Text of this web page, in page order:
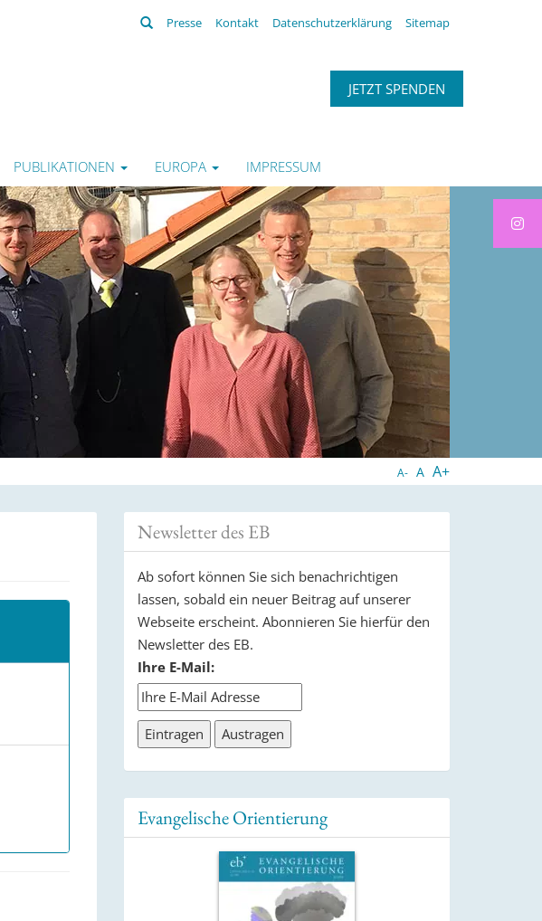
Suchen
Presse Kontakt Datenschutzerklärung Sitemap
JETZT SPENDEN
PUBLIKATIONEN EUROPA IMPRESSUM
A- A A+
Newsletter des EB
Ab sofort können Sie sich benachrichtigen
lassen, sobald ein neuer Beitrag auf unserer
Webseite erscheint. Abonnieren Sie hierfür den
Newsletter des EB.
Ihre E-Mail:
Evangelische Orientierung